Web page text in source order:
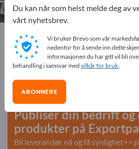
Exportpages Verksted Verktøy
Annonser gratis på
Behov – Tilbud – Brukte varer –
start her
Publiser din bedrift og
produkter på
Bli leverandør nå og få synlighet>>
Du kan når som helst melde deg av
vårt nyhetsbrev.
Vi bruker Brevo som vår
nedenfor for å sende inn dette
informasjonen du har gitt vil bli
behandling i samsvar med vilkår for bruk.
ABONNERE